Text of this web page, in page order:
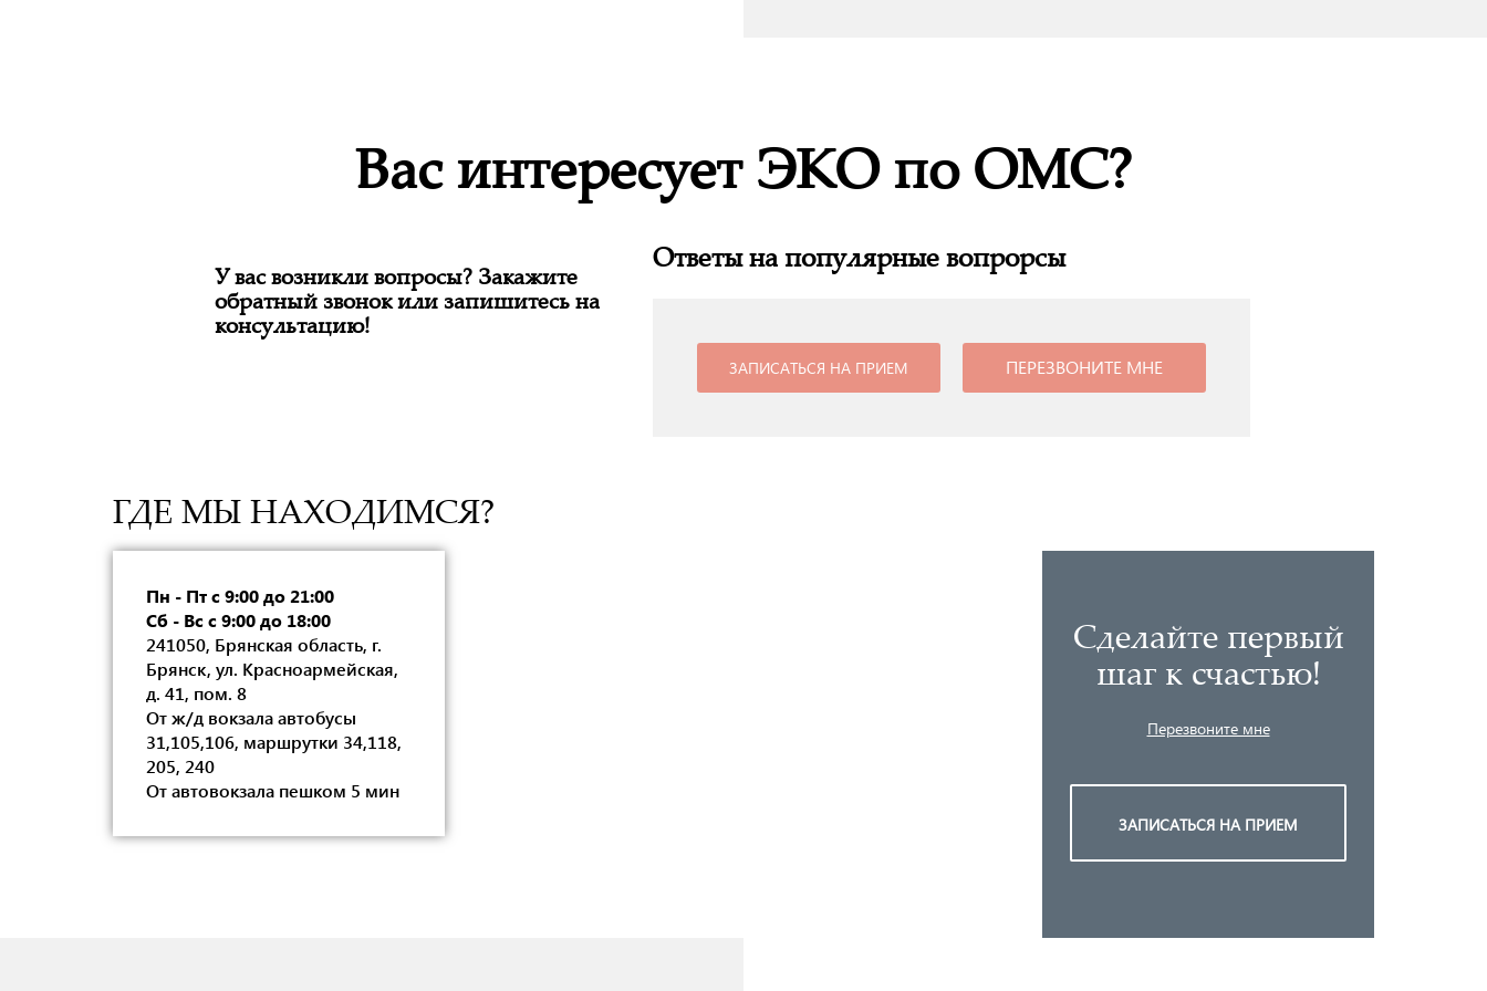
Вас интересует ЭКО по ОМС?
У вас возникли вопросы? Закажите
обратный звонок или запишитесь на
консультацию!
Ответы на популярные вопрорсы
ЗАПИСАТЬСЯ НА ПРИЕМ ПЕРЕЗВОНИТЕ МНЕ
ГДЕ МЫ НАХОДИМСЯ?
Пн - Пт с 9:00 до 21:00
Сб - Вс с 9:00 до 18:00
241050, Брянская область, г.
Брянск, ул. Красноармейская,
д. 41, пом. 8
От ж/д вокзала автобусы
31,105,106, маршрутки 34,118,
205, 240
От автовокзала пешком 5 мин
Сделайте первый
шаг к счастью!
Перезвоните мне
ЗАПИСАТЬСЯ НА ПРИЕМ